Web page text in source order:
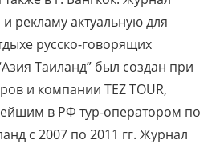
и рекламу актуальную для
русско-говорящих
Таиланд” был создан при
и компании TEZ TOUR,
в РФ тур-оператором по
с 2007 по 2011 гг. Журнал